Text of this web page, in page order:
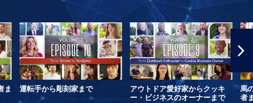
ま
運転手から彫刻家まで
アウトドア愛好家からクッキ
ー・ビジネスのオーナーまで
馬
者